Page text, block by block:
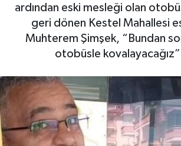
ardından eski mesleği olan
geri dönen Kestel Mahallesi
Muhterem Şimşek, “Bundan
otobüsle
Gizlilik İlkeleri - Privacy Policy
Gündem
Politika